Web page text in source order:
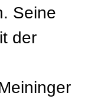
Seine
der